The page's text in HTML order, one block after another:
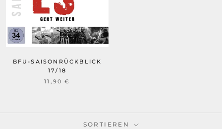
BFU-SAISONRÜCKBLICK
17/18
11,90 €
SORTIEREN